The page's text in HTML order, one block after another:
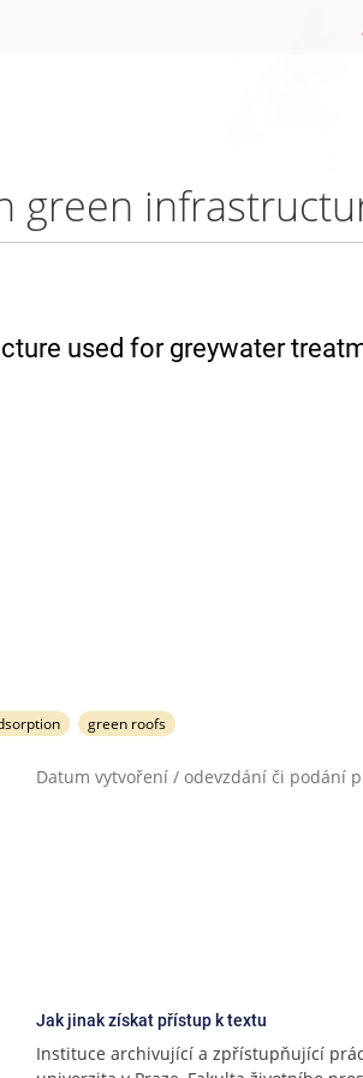
used for greywater
green roofs
Datum vytvoření / odevzdání či podání
Jak jinak získat přístup k textu
Instituce archivující a zpřístupňující